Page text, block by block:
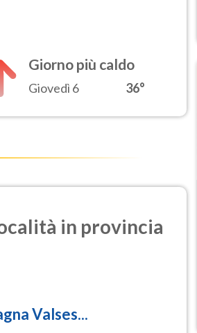
Giorno più caldo
Giovedì 6 36°
in provincia
Valses...